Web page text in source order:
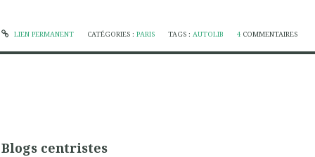
Blogs centristes
LIEN PERMANENT CATÉGORIES : PARIS TAGS :AUTOLIB 4 COMMENTAIRES